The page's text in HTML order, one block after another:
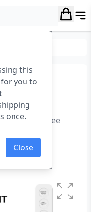
this
you to
once.
Close
Zigbee